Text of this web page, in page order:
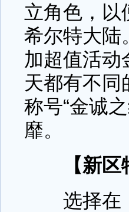
立角色，以
希尔特大陆
加超值活动
天都有不同
称号“金诚
靡。
【新
选择在【